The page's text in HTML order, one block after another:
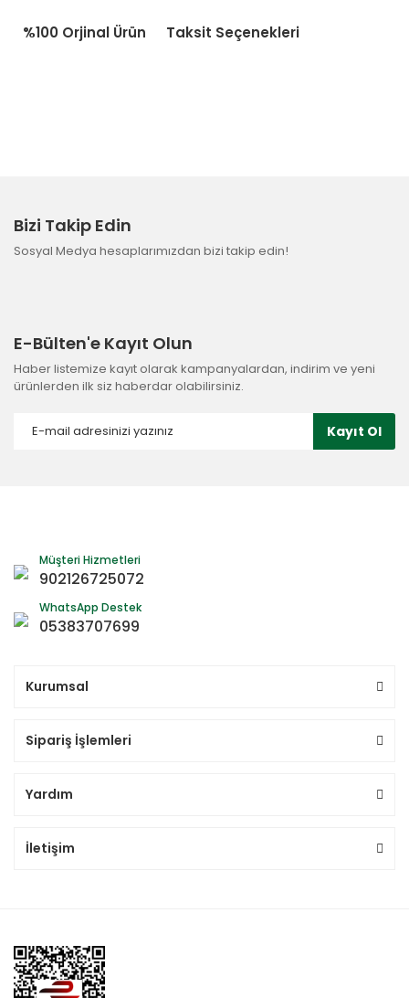
%100 Orjinal Ürün Taksit Seçenekleri
Bizi Takip Edin
Sosyal Medya hesaplarımızdan bizi takip edin!
E-Bülten'e Kayıt Olun
Haber listemize kayıt olarak kampanyalardan, indirim ve yeni
ürünlerden ilk siz haberdar olabilirsiniz.
Kayıt Ol
Müşteri Hizmetleri
902126725072
WhatsApp Destek
05383707699
Kurumsal
Sipariş İşlemleri
Yardım
İletişim